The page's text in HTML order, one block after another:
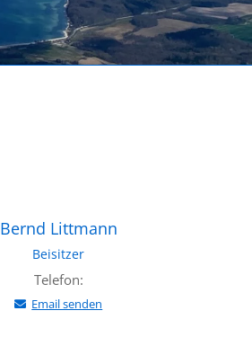
Bernd Littmann
Beisitzer
Telefon:
Email senden